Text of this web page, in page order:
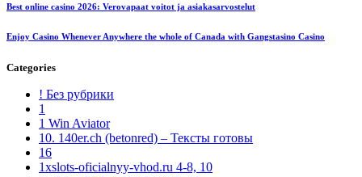
Best online casino 2026: Verovapaat voitot ja asiakasarvostelut
Enjoy Casino Whenever Anywhere the whole of Canada with Gangstasino Casino
Categories
! Без рубрики
1
1 Win Aviator
10. 140er.ch (betonred) – Тексты готовы
16
1xslots-oficialnyy-vhod.ru 4-8, 10